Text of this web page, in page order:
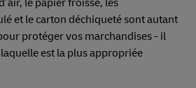
le papier froissé, les
et le carton déchiqueté sont autant
protéger vos marchandises - il
est la plus appropriée